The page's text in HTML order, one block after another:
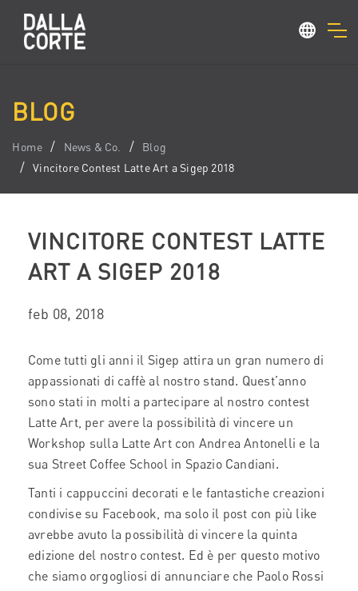
BLOG
Home News & Co.
Blog
Vincitore Contest Latte Art a Sigep 2018
VINCITORE CONTEST LATTE
ART A SIGEP 2018
feb 08, 2018
Come tutti gli anni il Sigep attira un gran numero di
appassionati di caffè al nostro stand. Quest’anno
sono stati in molti a partecipare al nostro contest
Latte Art, per avere la possibilità di vincere un
Workshop sulla Latte Art con Andrea Antonelli e la
sua Street Coffee School in Spazio Candiani.
Tanti i cappuccini decorati e le fantastiche creazioni
condivise su Facebook, ma solo il post con più like
avrebbe avuto la possibilità di vincere la quinta
edizione del nostro contest. Ed è per questo motivo
che siamo orgogliosi di annunciare che Paolo Rossi